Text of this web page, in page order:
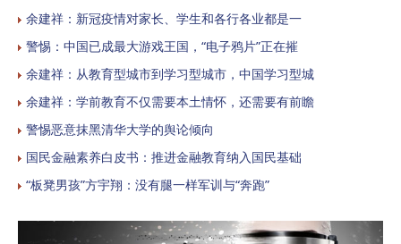
余建祥：新冠疫情对家长、学生和各行各业都是一
警惕：中国已成最大游戏王国，“电子鸦片”正在摧
余建祥：从教育型城市到学习型城市，中国学习型城
余建祥：学前教育不仅需要本土情怀，还需要有前瞻
警惕恶意抹黑清华大学的舆论倾向
国民金融素养白皮书：推进金融教育纳入国民基础
“板凳男孩”方宇翔：没有腿一样军训与“奔跑”